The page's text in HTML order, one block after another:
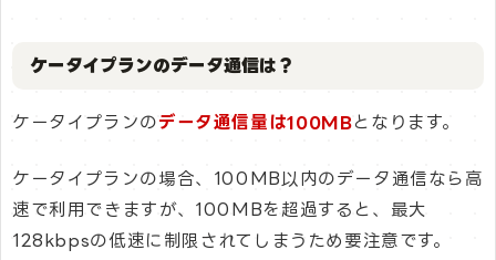
ケータイプランのデータ通信は？
ケータイプランのデータ通信量は100MBとなります。
ケータイプランの場合、100MB以内のデータ通信なら高
速で利用できますが、100MBを超過すると、最大
128kbpsの低速に制限されてしまうため要注意です。